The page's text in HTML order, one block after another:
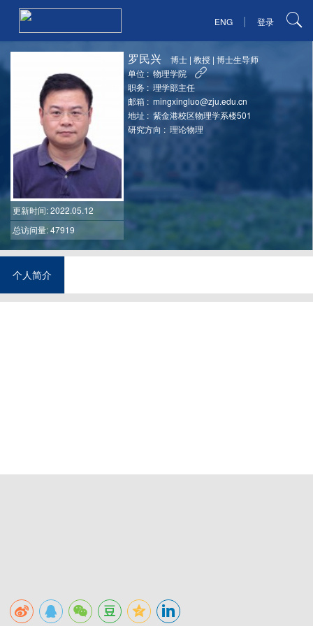
ENG | 登录
更新时间: 2022.05.12
总访问量: 47919
罗民兴 博士 |教授 |博士生导师
单位 : 物理学院
职务 : 理学部主任
邮箱 : mingxingluo@zju.edu.cn
地址 : 紫金港校区物理学系楼501
研究方向 : 理论物理
个人简介